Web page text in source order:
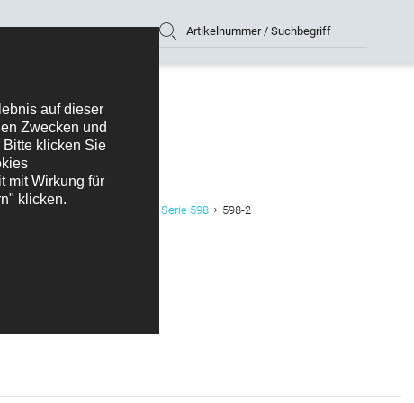
Artikelnummer / Suchbegriff
für vertikale Platinenmontage Serie 598 598-2